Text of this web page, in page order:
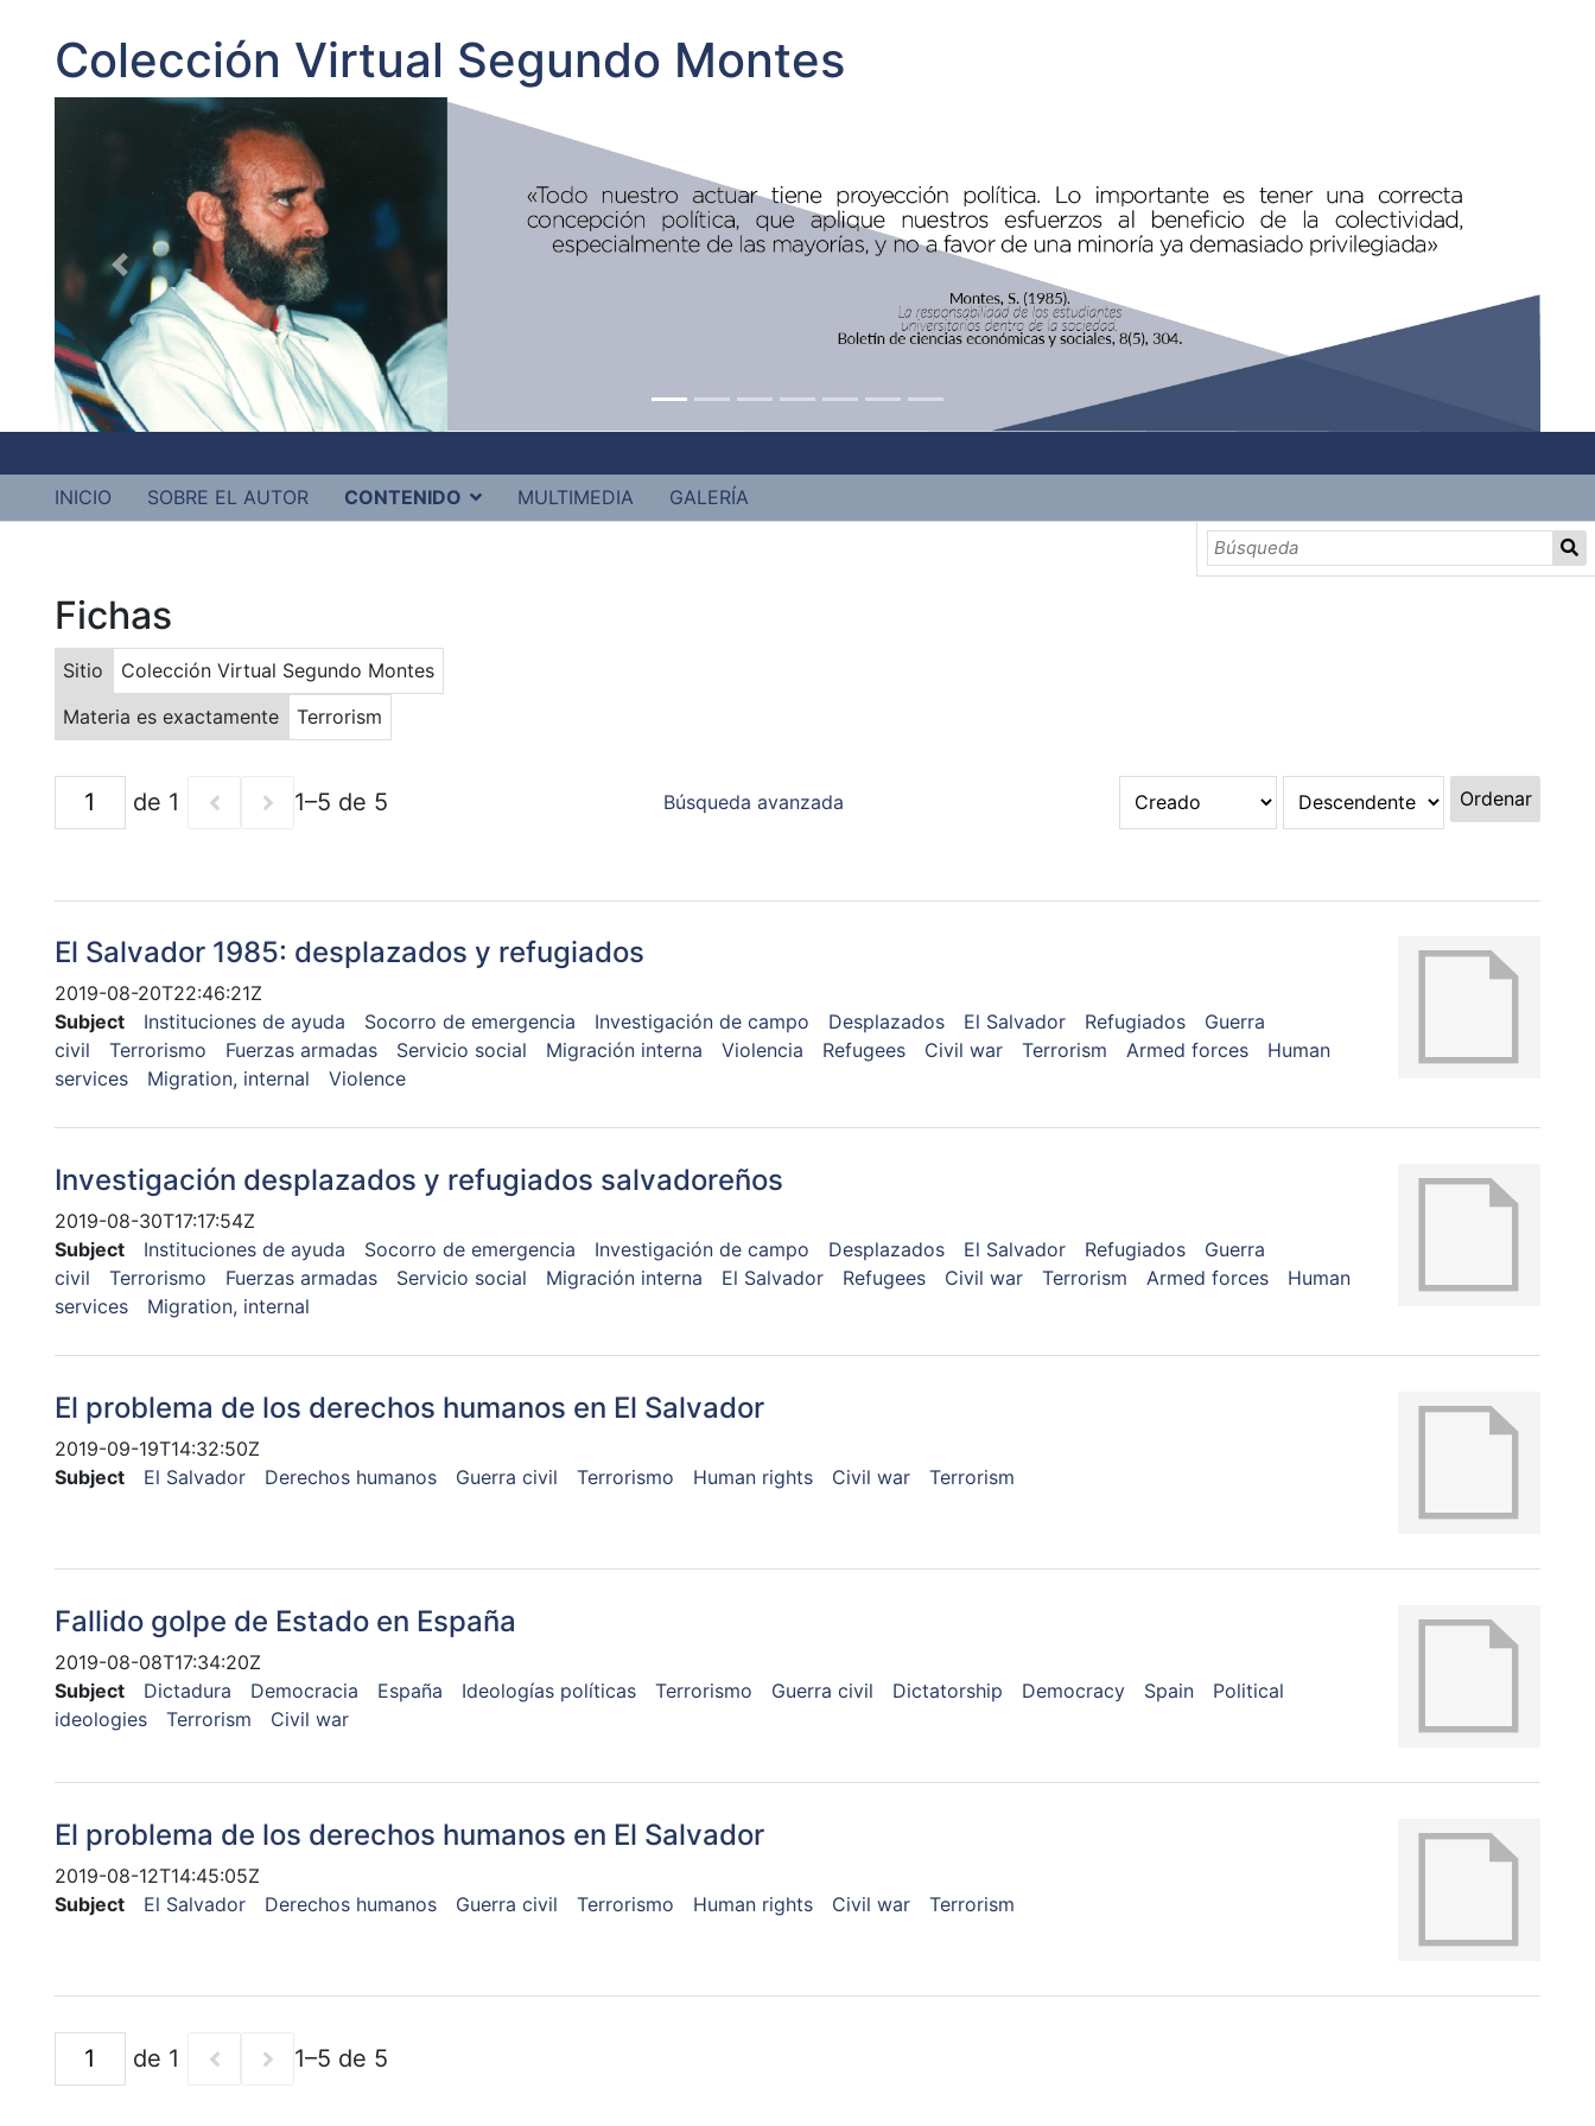
Colección Virtual Segundo Montes
INICIO SOBRE EL AUTOR CONTENIDO MULTIMEDIA GALERÍA
Fichas
Sitio
Colección Virtual Segundo Montes
Materia es exactamente
Terrorism
de 1 1–5 de 5 Búsqueda avanzada Ordenar
El Salvador 1985: desplazados y refugiados
2019-08-20T22:46:21Z
Subject
Instituciones de ayuda Socorro de emergencia Investigación de campo Desplazados El Salvador Refugiados
Guerra
civil
Terrorismo Fuerzas armadas Servicio social Migración interna Violencia Refugees Civil war Terrorism Armed forces
Human
services
Migration, internal Violence
Investigación desplazados y refugiados salvadoreños
2019-08-30T17:17:54Z
Subject
Instituciones de ayuda Socorro de emergencia Investigación de campo Desplazados El Salvador Refugiados
Guerra
civil
Terrorismo Fuerzas armadas Servicio social Migración interna El Salvador Refugees Civil war Terrorism Armed forces
Human
services
Migration, internal
El problema de los derechos humanos en El Salvador
2019-09-19T14:32:50Z
Subject
El Salvador Derechos humanos Guerra civil Terrorismo Human rights Civil war Terrorism
Fallido golpe de Estado en España
2019-08-08T17:34:20Z
Subject
Dictadura Democracia España Ideologías políticas Terrorismo Guerra civil Dictatorship Democracy Spain
Political
ideologies
Terrorism Civil war
El problema de los derechos humanos en El Salvador
2019-08-12T14:45:05Z
Subject
El Salvador Derechos humanos Guerra civil Terrorismo Human rights Civil war Terrorism
de 1 1–5 de 5